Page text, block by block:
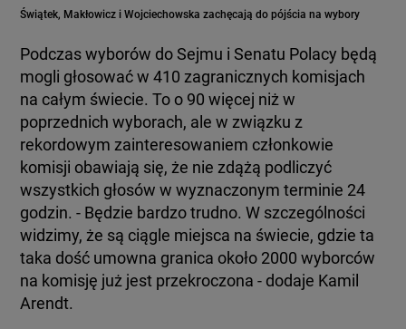
Świątek, Makłowicz i Wojciechowska zachęcają do pójścia na wybory
Podczas wyborów do Sejmu i Senatu Polacy będą
mogli głosować w 410 zagranicznych komisjach
na całym świecie. To o 90 więcej niż w
poprzednich wyborach, ale w związku z
rekordowym zainteresowaniem członkowie
komisji obawiają się, że nie zdążą podliczyć
wszystkich głosów w wyznaczonym terminie 24
godzin. - Będzie bardzo trudno. W szczególności
widzimy, że są ciągle miejsca na świecie, gdzie ta
taka dość umowna granica około 2000 wyborców
na komisję już jest przekroczona - dodaje Kamil
Arendt.